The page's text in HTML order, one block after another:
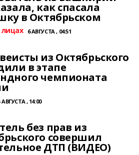
как спасала
в Октябрьском
лицах 6 АВГУСТА , 04:51
из Октябрьского
в этапе
чемпионата
АВГУСТА , 14:00
без прав из
совершил
ДТП (ВИДЕО)